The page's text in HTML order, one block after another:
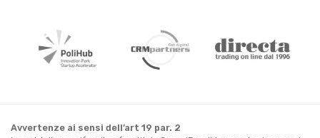
Avvertenze ai sensi dell’art 19 par. 2